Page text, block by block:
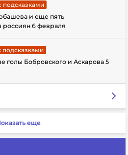
подсказками
и еще пять
россиян 6 февраля
подсказками
голы Бобровского и Аскарова 5
еще